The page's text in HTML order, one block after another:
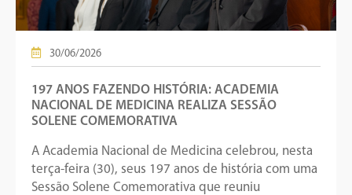
30/06/2026
197 ANOS FAZENDO HISTÓRIA: ACADEMIA
NACIONAL DE MEDICINA REALIZA SESSÃO
SOLENE COMEMORATIVA
A Academia Nacional de Medicina celebrou, nesta
terça-feira (30), seus 197 anos de história com uma
Sessão Solene Comemorativa que reuniu